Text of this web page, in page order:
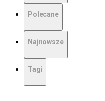
Polecane
Najnowsze
Tagi